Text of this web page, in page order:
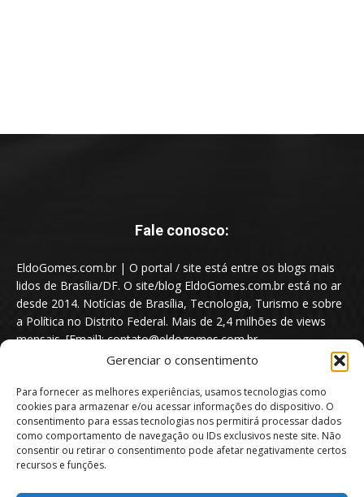
Gerenciar o consentimento
Para fornecer as melhores experiências, usamos tecnologias como
cookies para armazenar e/ou acessar informações do dispositivo. O
consentimento para essas tecnologias nos permitirá processar dados
como comportamento de navegação ou IDs exclusivos neste site. Não
consentir ou retirar o consentimento pode afetar negativamente certos
recursos e funções.
Fale conosco:
EldoGomes.com.br | O portal / site está entre os blogs mais
lidos de Brasília/DF. O site/blog EldoGomes.com.br está no ar
desde 2014. Notícias de Brasília, Tecnologia, Turismo e sobre
a Política no Distrito Federal. Mais de 2,4 milhões de views
mensais. [Email]: contato@eldogomes.com.br